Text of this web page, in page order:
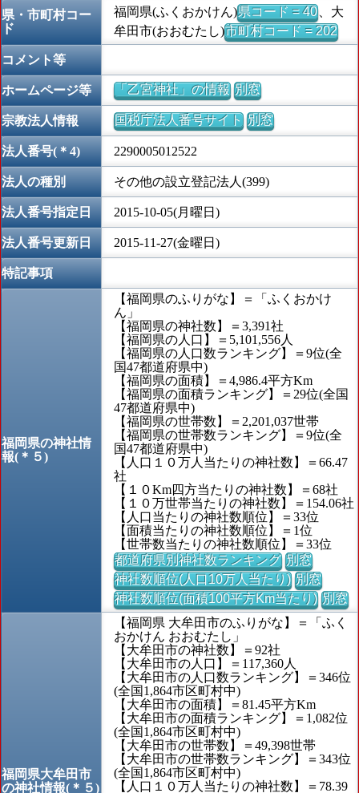
県・市町村コー
ド
福岡県(ふくおかけん)県コード = 40、大
牟田市(おおむたし)市町村コード = 202
コメント等
ホームページ等 「乙宮神社」の情報 別窓
宗教法人情報 国税庁法人番号サイト 別窓
法人番号(＊4) 2290005012522
法人の種別 その他の設立登記法人(399)
法人番号指定日 2015-10-05(月曜日)
法人番号更新日 2015-11-27(金曜日)
特記事項
福岡県の神社情
報(＊５)
【福岡県のふりがな】＝「ふくおかけ
ん」
【福岡県の神社数】＝3,391社
【福岡県の人口】＝5,101,556人
【福岡県の人口数ランキング】＝9位(全
国47都道府県中)
【福岡県の面積】＝4,986.4平方Km
【福岡県の面積ランキング】＝29位(全国
47都道府県中)
【福岡県の世帯数】＝2,201,037世帯
【福岡県の世帯数ランキング】＝9位(全
国47都道府県中)
【人口１０万人当たりの神社数】＝66.47
社
【１０Km四方当たりの神社数】＝68社
【１０万世帯当たりの神社数】＝154.06社
【人口当たりの神社数順位】＝33位
【面積当たりの神社数順位】＝1位
【世帯数当たりの神社数順位】＝33位
都道府県別神社数ランキング 別窓
神社数順位(人口10万人当たり) 別窓
神社数順位(面積100平方Km当たり) 別窓
福岡県大牟田市
の神社情報(＊５)
【福岡県 大牟田市のふりがな】＝「ふく
おかけん おおむたし」
【大牟田市の神社数】＝92社
【大牟田市の人口】＝117,360人
【大牟田市の人口数ランキング】＝346位
(全国1,864市区町村中)
【大牟田市の面積】＝81.45平方Km
【大牟田市の面積ランキング】＝1,082位
(全国1,864市区町村中)
【大牟田市の世帯数】＝49,398世帯
【大牟田市の世帯数ランキング】＝343位
(全国1,864市区町村中)
【人口１０万人当たりの神社数】＝78.39